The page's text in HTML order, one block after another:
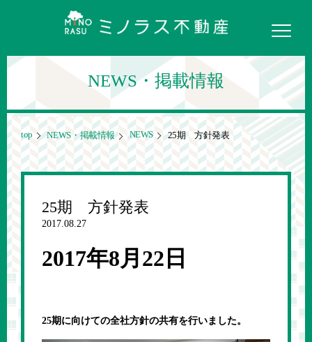
NEWS・掲載情報
top NEWS・掲載情報 NEWS 25期 方針発表
25期 方針発表
2017.08.27
2017年8月22日
25期に向けての全社方針の共有を行いました。